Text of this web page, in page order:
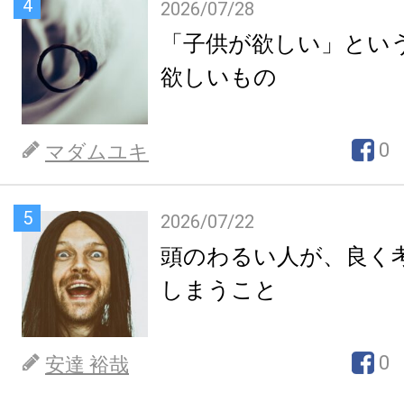
4 2026/07/28
「子供が欲しい」とい
欲しいもの
マダムユキ 0
5 2026/07/22
頭のわるい人が、良く
しまうこと
安達 裕哉 0